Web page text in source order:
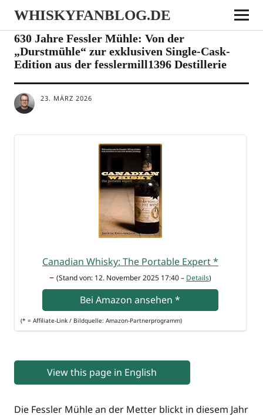
WHISKYFANBLOG.DE
NEWS
630 Jahre Fessler Mühle: Von der
„Durstmühle“ zur exklusiven Single-Cask-
Edition aus der fesslermill1396 Destillerie
23. MÄRZ 2026
Cana­di­an Whis­ky: The Por­ta­ble Expert*
– (Stand von: 12. Novem­ber 2025 17:40 – Details)
Bei Ama­zon anse­hen*
(* = Affi­lia­te-Link / Bild­quel­le: Amazon-Partnerprogramm)
View this page in English
Die Fess­ler Müh­le an der Met­ter blickt in die­sem Jahr